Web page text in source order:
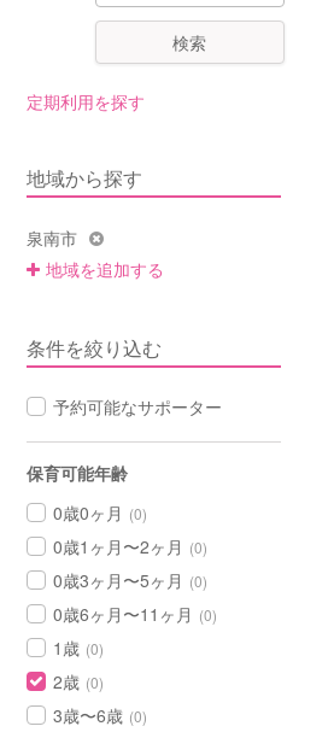
検索
定期利用を探す
地域から探す
泉南市
地域を追加する
条件を絞り込む
予約可能なサポーター
保育可能年齢
0歳0ヶ月 (0)
0歳1ヶ月〜2ヶ月 (0)
0歳3ヶ月〜5ヶ月 (0)
0歳6ヶ月〜11ヶ月 (0)
1歳 (0)
2歳 (0)
3歳〜6歳 (0)